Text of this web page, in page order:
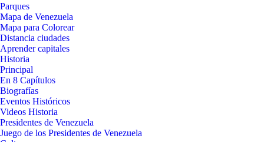
Parques
Mapa de Venezuela
Mapa para Colorear
Distancia ciudades
Aprender capitales
Historia
Principal
En 8 Capítulos
Biografías
Eventos Históricos
Videos Historia
Presidentes de Venezuela
Juego de los Presidentes de Venezuela